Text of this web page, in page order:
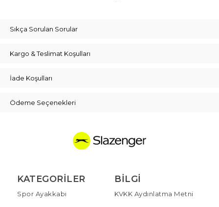
Sıkça Sorulan Sorular
Kargo & Teslimat Koşulları
İade Koşulları
Ödeme Seçenekleri
KATEGORILER
Spor Ayakkabı
BILGI
KVKK Aydınlatma Metni